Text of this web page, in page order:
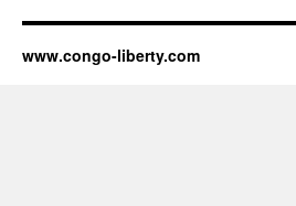
www.congo-liberty.com